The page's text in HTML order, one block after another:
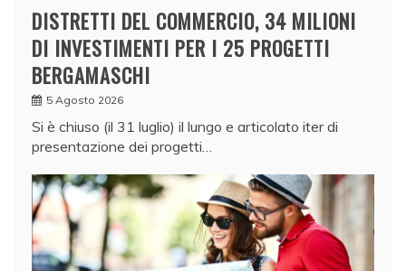
DISTRETTI DEL COMMERCIO, 34 MILIONI
DI INVESTIMENTI PER I 25 PROGETTI
BERGAMASCHI
5 Agosto 2026
Si è chiuso (il 31 luglio) il lungo e articolato iter di
presentazione dei progetti…